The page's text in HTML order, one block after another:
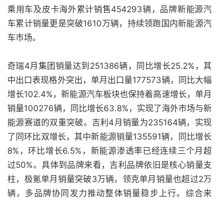
乘用车及皮卡海外累计销售454293辆，品牌新能源汽
车累计销量更是突破1610万辆，持续领跑国内新能源汽
车市场。
奇瑞4月集团销量达到251386辆，同比增长25.2%，其
中出口表现格外突出，单月出口量177573辆，同比大幅
增长102.4%，新能源汽车板块也保持着高速增长，单月
销量100276辆，同比增长63.8%，实现了海外市场与新
能源赛道的双重突破。吉利4月销量为235164辆，实现
了同环比双增长，其中新能源销量135591辆，同比增长
8%，环比增长6.5%，新能源渗透率已经连续三个月超
过50%。具体到品牌来看，吉利品牌依旧是核心销量支
柱，极氪单月销量突破3万辆，领克单月销量也超过2万
辆，多品牌协同发力推动整体销量稳步上行。综合来